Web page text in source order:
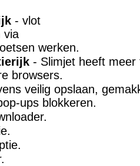
- vlot
via
werken.
- Slimjet heeft
browsers.
veilig opslaan,
ups blokkeren.